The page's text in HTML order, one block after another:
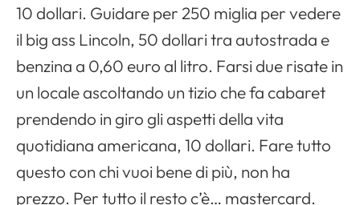
10 dollari. Guidare per 250 miglia per vedere
il big ass Lincoln, 50 dollari tra autostrada e
benzina a 0,60 euro al litro. Farsi due risate in
un locale ascoltando un tizio che fa cabaret
prendendo in giro gli aspetti della vita
quotidiana americana, 10 dollari. Fare tutto
questo con chi vuoi bene di più, non ha
prezzo. Per tutto il resto c’è… mastercard.